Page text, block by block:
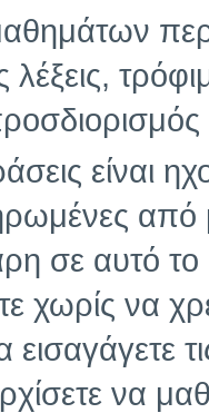
είναι
σε αυτό
χωρίς να
εισαγάγετε
να